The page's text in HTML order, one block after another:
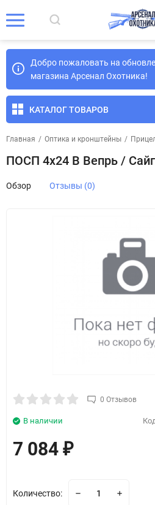
Добро пожаловать на
магазина Арсенал Охотника!
КАТАЛОГ ТОВАРОВ
Главная / Оптика и кронштейны /
ПОСП 4х24 В Вепрь /
Обзор Отзывы (0)
0 Отзывов
В наличии
7 084 ₽
Количество: